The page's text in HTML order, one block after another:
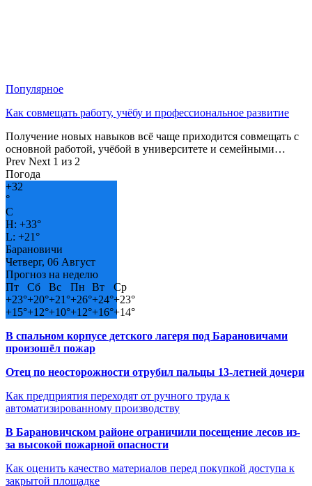
Популярное
Как совмещать работу, учёбу и профессиональное развитие
Получение новых навыков всё чаще приходится совмещать с
основной работой, учёбой в университете и семейными…
Prev Next 1 из 2
Погода
+32
°
C
H: +33°
L: +21°
Барановичи
Четверг, 06 Август
Прогноз на неделю
Пт
Сб Вс Пн Вт
Ср
+23°+20°+21°+26°+24°+23°
+15°+12°+10°+12°+16°+14°
В спальном корпусе детского лагеря под Барановичами
произошёл пожар
Отец по неосторожности отрубил пальцы 13-летней дочери
Как предприятия переходят от ручного труда к
автоматизированному производству
В Барановичском районе ограничили посещение лесов из-
за высокой пожарной опасности
Как оценить качество материалов перед покупкой доступа к
закрытой площадке